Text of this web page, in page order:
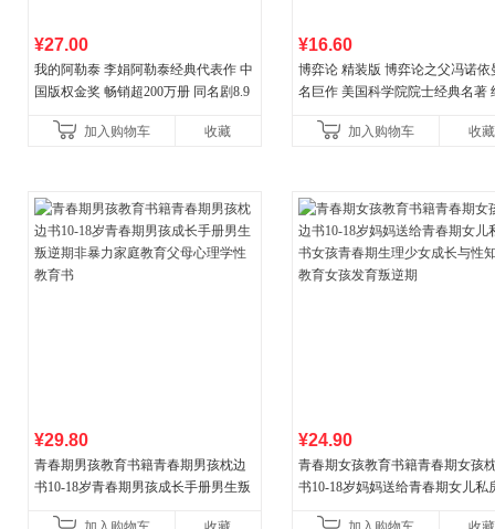
¥27.00
我的阿勒泰 李娟阿勒泰经典代表作 中
国版权金奖 畅销超200万册 同名剧8.9
加入购物车
收藏
¥16.60
博弈论 精装版 博弈论之父冯诺依
名巨作 美国科学院院士经典名著
加入购物车
收藏
¥29.80
青春期男孩教育书籍青春期男孩枕边
书10-18岁青春期男孩成长手册男生叛
¥24.90
青春期女孩教育书籍青春期女孩
书10-18岁妈妈送给青春期女儿私